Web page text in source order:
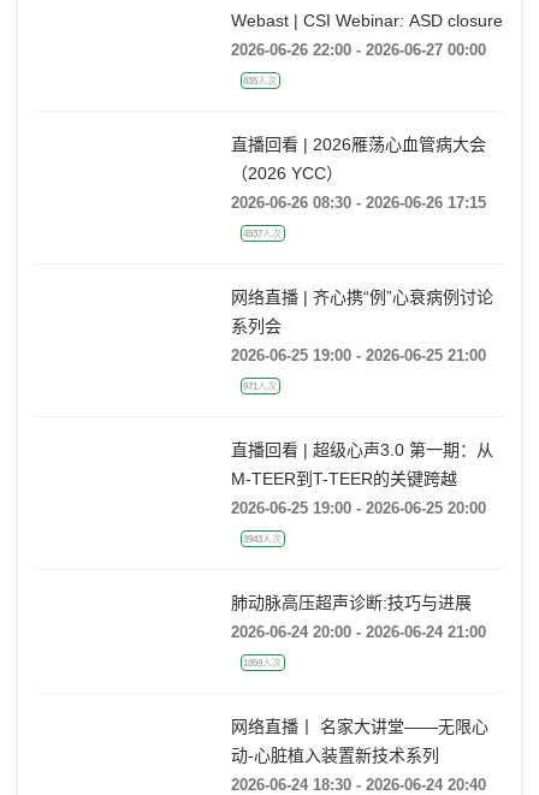
Webast | CSI Webinar: ASD closure
2026-06-26 22:00 - 2026-06-27 00:00
直播回看 | 2026雁荡心血管病大会
（2026 YCC）
2026-06-26 08:30 - 2026-06-26 17:15
网络直播 | 齐心携“例”心衰病例讨论
系列会
2026-06-25 19:00 - 2026-06-25 21:00
直播回看 | 超级心声3.0 第一期：从
M-TEER到T-TEER的关键跨越
2026-06-25 19:00 - 2026-06-25 20:00
肺动脉高压超声诊断:技巧与进展
2026-06-24 20:00 - 2026-06-24 21:00
网络直播丨 名家大讲堂——无限心
动-心脏植入装置新技术系列